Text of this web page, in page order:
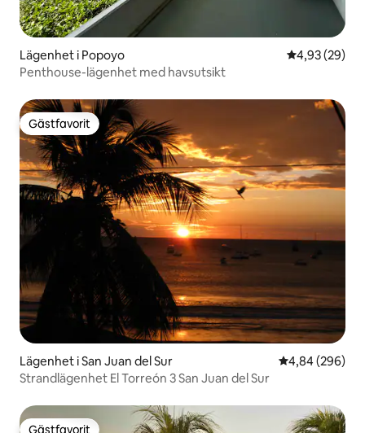
Lägenhet i Popoyo 4,93 av 5 i
4,93 (29)
Penthouse-lägenhet med havsutsikt
Gästfavorit
Gästfavorit
Lägenhet i San Juan del Sur 4,84 av 5 i
4,84 (296)
Strandlägenhet El Torreón 3 San Juan del Sur
Gästfavorit